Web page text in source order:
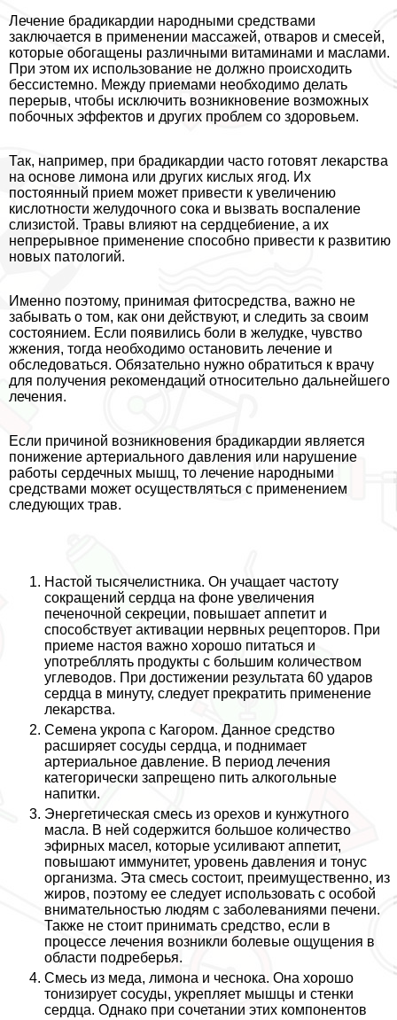
Лечение брадикардии народными средствами
заключается в применении массажей, отваров и смесей,
которые обогащены различными витаминами и маслами.
При этом их использование не должно происходить
бессистемно. Между приемами необходимо делать
перерыв, чтобы исключить возникновение возможных
побочных эффектов и других проблем со здоровьем.
Так, например, при брадикардии часто готовят лекарства
на основе лимона или других кислых ягод. Их
постоянный прием может привести к увеличению
кислотности желудочного сока и вызвать воспаление
слизистой. Травы влияют на сердцебиение, а их
непрерывное применение способно привести к развитию
новых патологий.
Именно поэтому, принимая фитосредства, важно не
забывать о том, как они действуют, и следить за своим
состоянием. Если появились боли в желудке, чувство
жжения, тогда необходимо остановить лечение и
обследоваться. Обязательно нужно обратиться к врачу
для получения рекомендаций относительно дальнейшего
лечения.
Если причиной возникновения брадикардии является
понижение артериального давления или нарушение
работы сердечных мышц, то лечение народными
средствами может осуществляться с применением
следующих трав.
Настой тысячелистника. Он учащает частоту
сокращений сердца на фоне увеличения
печеночной секреции, повышает аппетит и
способствует активации нервных рецепторов. При
приеме настоя важно хорошо питаться и
употрeбллять продукты с большим количеством
углеводов. При достижении результата 60 ударов
сердца в минуту, следует прекратить применение
лекарства.
Семена укропа с Кагором. Данное средство
расширяет сосуды сердца, и поднимает
артериальное давление. В период лечения
категорически запрещено пить алкогольные
напитки.
Энергетическая смесь из орехов и кунжутного
масла. В ней содержится большое количество
эфирных масел, которые усиливают аппетит,
повышают иммунитет, уровень давления и тонус
организма. Эта смесь состоит, преимущественно, из
жиров, поэтому ее следует использовать с особой
внимательностью людям с заболеваниями печени.
Также не стоит принимать средство, если в
процессе лечения возникли болевые ощущения в
области подреберья.
Смесь из меда, лимона и чеснока. Она хорошо
тонизирует сосуды, укрепляет мышцы и стенки
сердца. Однако при сочетании этих компонентов